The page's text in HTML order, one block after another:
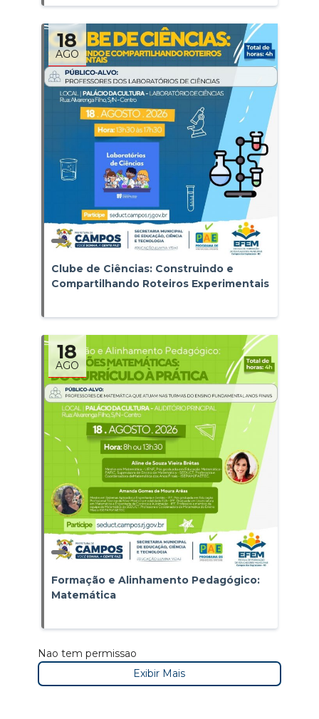
18
AGO
Clube de Ciências: Construindo e
Compartilhando Roteiros Experimentais
18
AGO
Formação e Alinhamento Pedagógico:
Matemática
Nao tem permissao
Exibir Mais